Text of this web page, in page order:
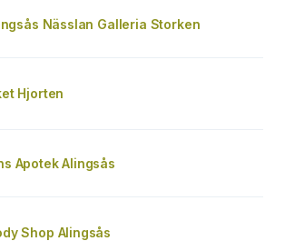
Nässlan Galleria Storken
Hjorten
Apotek Alingsås
Shop Alingsås